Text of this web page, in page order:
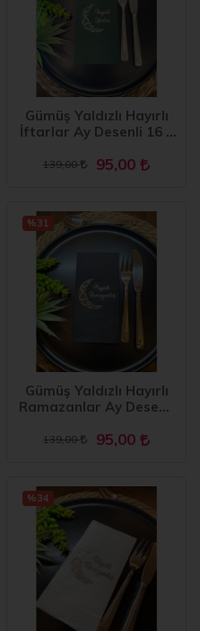
Gümüş Yaldızlı Hayırlı
İftarlar Ay Desenli 16 lı
Peçete
139,00 95,00
Gümüş Yaldızlı Hayırlı
Ramazanlar Ay Desenli
Peçete
139,00 95,00
%31
%34